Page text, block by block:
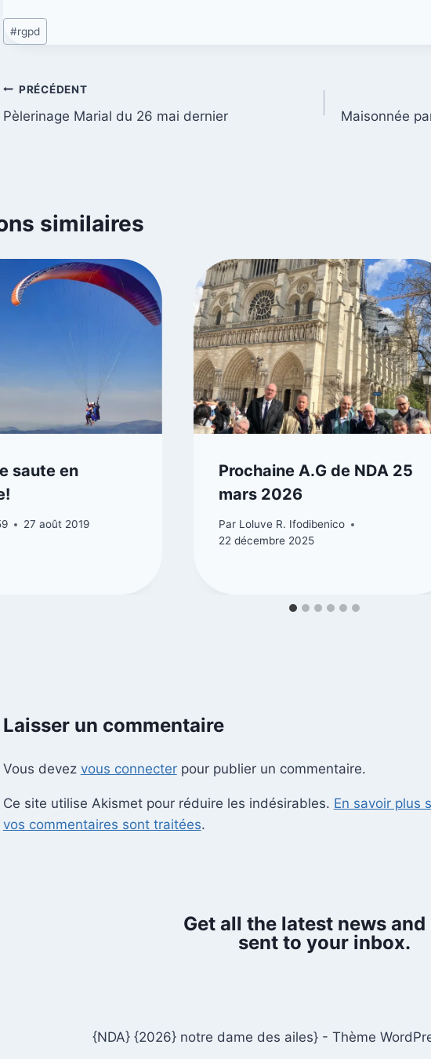
#rgpd
PRÉCÉDENT
Pèlerinage Marial du 26 mai dernier Maisonnée
similaires
saute en
27 août 2019
Prochaine A.G de NDA 25
mars 2026
Par Loluve R. Ifodibenico
22 décembre 2025
Laisser un commentaire
Vous devez vous connecterpour publier un commentaire.
Ce site utilise Akismet pour réduire les indésirables. En savoir plus
vos commentaires sont traitées.
Get all the latest news
sent to your inbox.
{NDA} {2026} notre dame des ailes} - Thème